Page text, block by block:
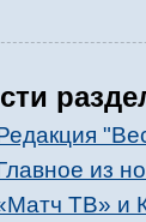
из
ТВ» и